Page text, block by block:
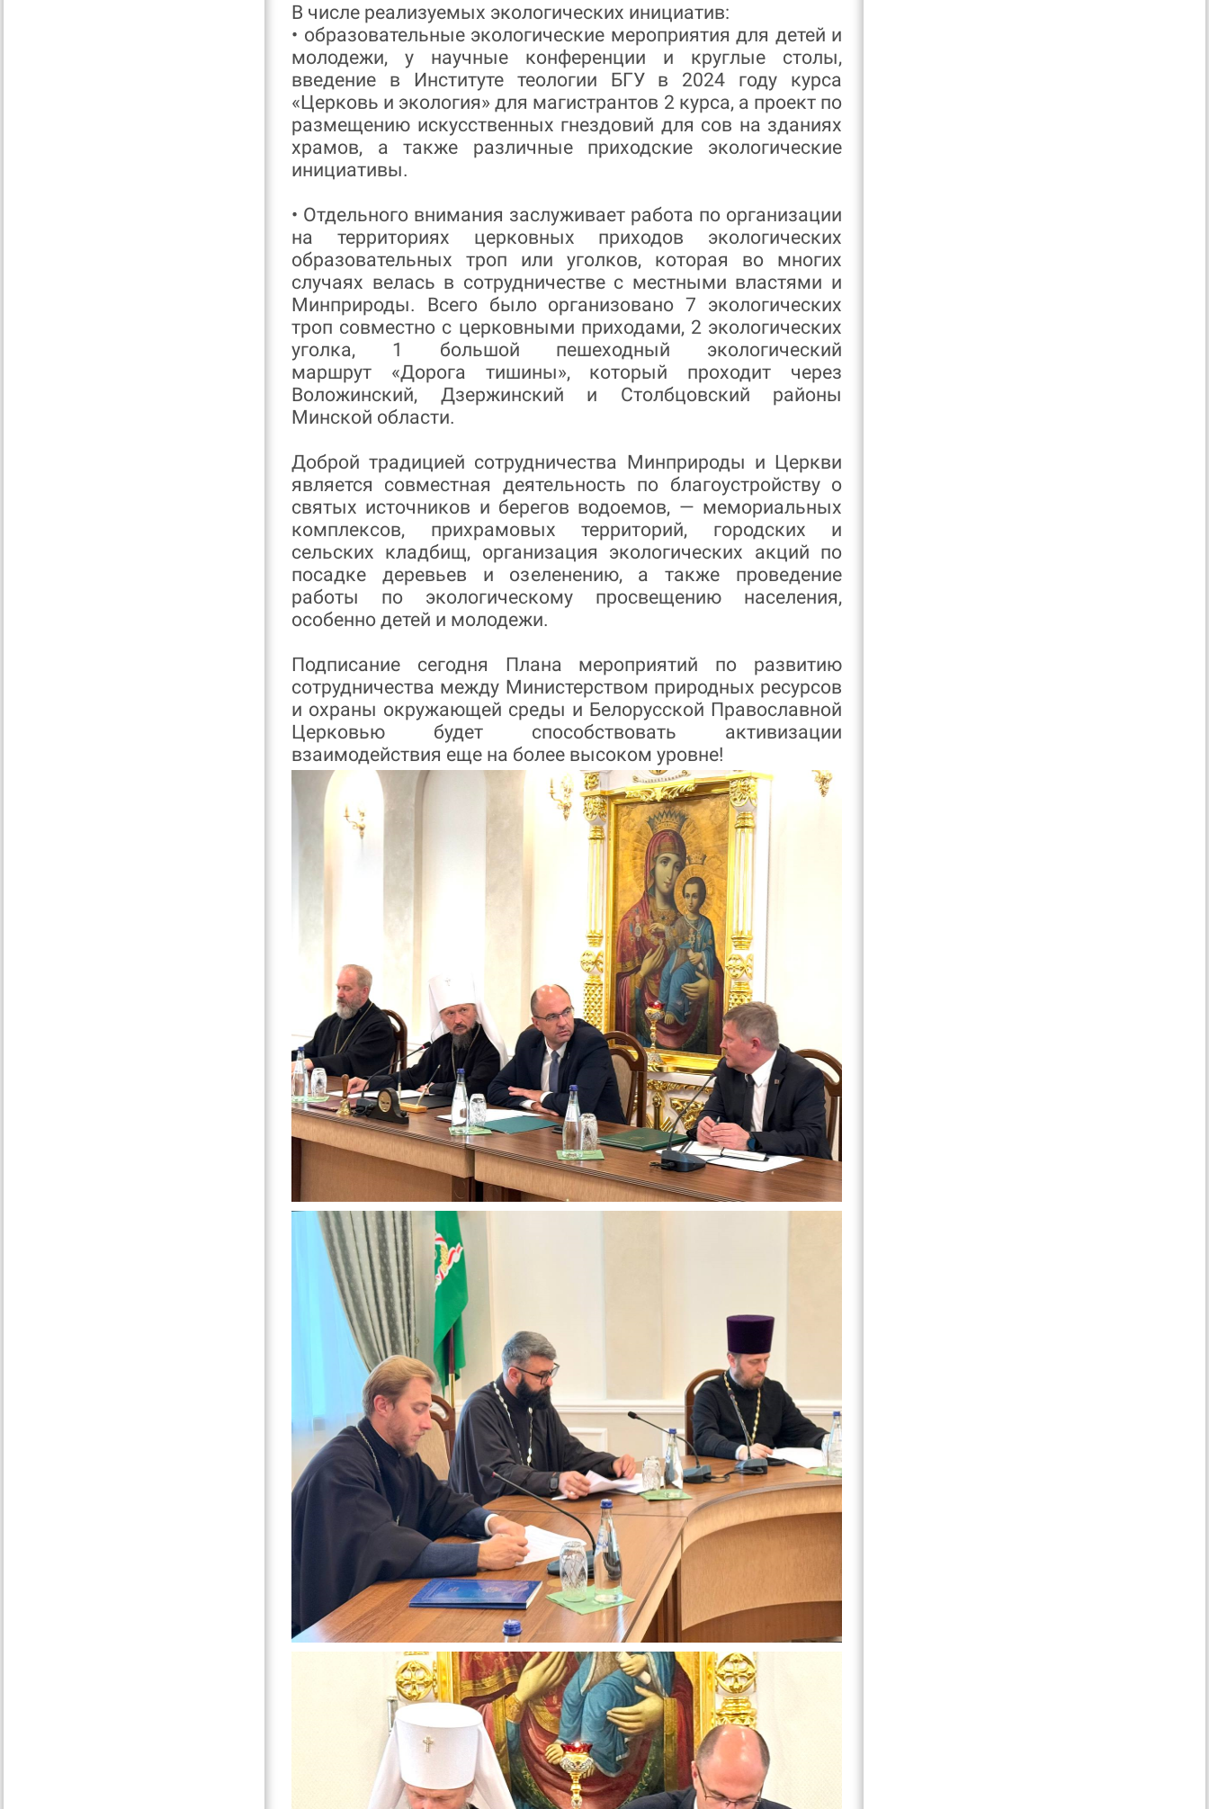
В числе реализуемых экологических инициатив:
• образовательные экологические мероприятия для детей и
молодежи, у научные конференции и круглые столы,
введение в Институте теологии БГУ в 2024 году курса
«Церковь и экология» для магистрантов 2 курса, а проект по
размещению искусственных гнездовий для сов на зданиях
храмов, а также различные приходские экологические
инициативы.
• Отдельного внимания заслуживает работа по организации
на территориях церковных приходов экологических
образовательных троп или уголков, которая во многих
случаях велась в сотрудничестве с местными властями и
Минприроды. Всего было организовано 7 экологических
троп совместно с церковными приходами, 2 экологических
уголка, 1 большой пешеходный экологический
маршрут
«Дорога тишины», который проходит через
Воложинский, Дзержинский и Столбцовский районы
Минской области.
Доброй традицией сотрудничества Минприроды и Церкви
является совместная деятельность по благоустройству о
святых источников и берегов водоемов, — мемориальных
комплексов, прихрамовых территорий, городских и
сельских кладбищ, организация экологических акций по
посадке деревьев и озеленению, а также проведение
работы по экологическому просвещению населения,
особенно детей и молодежи.
Подписание сегодня Плана мероприятий по развитию
сотрудничества между Министерством природных ресурсов
и охраны окружающей среды и Белорусской Православной
Церковью будет способствовать активизации
взаимодействия еще на более высоком уровне!